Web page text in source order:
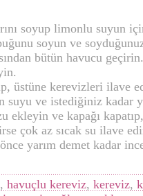
soyup limonlu suyun
soyun ve
bütün havucu geçirin.
üstüne kerevizleri ilave
suyu ve istediğiniz kadar
ekleyin ve kapağı
çok az sıcak su ilave
yarım demet kadar
, havuçlu kereviz, kereviz,